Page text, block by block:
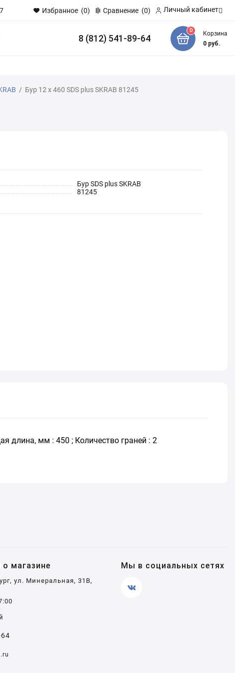
Избранное (0) Сравнение (0) Личный кабинет
8 (812) 541-89-64
0
Корзина
0руб.
/ Бур 12 x 460 SDS plus SKRAB 81245
Бур SDS plus SKRAB
81245
длина, мм : 450 ; Количество граней : 2
магазине
ул. Минеральная, 31В,
Мы в социальных сетях